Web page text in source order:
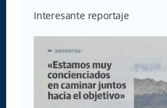
s
a
Interesante reportaje